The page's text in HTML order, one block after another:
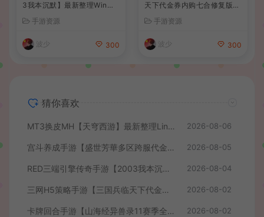
3我本沉默】最新整理Win系
服务端+安卓苹果PC三端+详
细搭建教程
手游资源
波少 300
天下代金券内购七合修复版】
最新整理单机一键即玩镜像端
+Linux手工服务端+管理后台
+GM授权后台+简易安卓客户
端+详细搭建教程+视频教程
手游资源
波少 300
猜你喜欢
MT3换皮MH【天穹西游】最新整理Linux手工服务端+安卓苹果双端+GM后台+详细搭建教程+全套源码+视频教程 2026-08-06
宫斗养成手游【盛世芳華多区跨服代金券本地优化版】最新整理单机一键即玩端+Linux手工服务端+CDK授权后台+安卓+详细搭建教程 2026-08-05
RED三端引擎传奇手游【2003我本沉默】最新整理Win系服务端+安卓苹果PC三端+详细搭建教程 2026-08-04
三网H5策略手游【三国兵临天下代金券内购七合修复版】最新整理单机一键即玩镜像端+Linux手工服务端+管理后台+GM授权后台+简易安卓客户端+详细搭建教程+视频教程 2026-08-02
卡牌回合手游【山海经异兽录11赛季全人物代金券内购版】最新整理WIN系服务端+授权GM后台+管理后台+热更修改工具+安卓+详细搭建教程 2026-08-02